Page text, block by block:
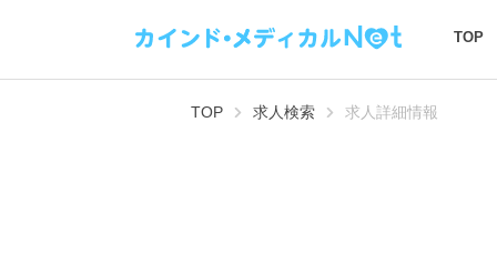
TOP
TOP 求人検索 求人詳細情報